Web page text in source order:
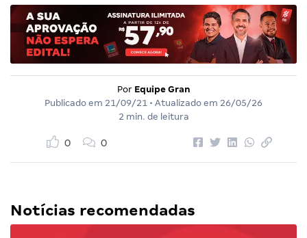
Por Equipe Gran
Publicado em 21/09/21 • Atualizado em 26/05/26
2 min. de leitura
0 0
Notícias recomendadas